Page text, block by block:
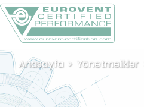
Anasayfa Yönetmelikler